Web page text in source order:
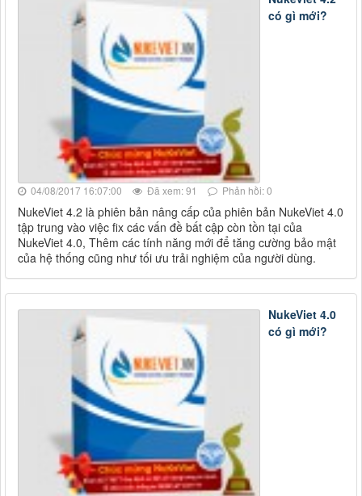
có gì mới?
04/08/2017 16:07:00 Đã xem: 91 Phản hồi: 0
NukeViet 4.2 là phiên bản nâng cấp của phiên bản NukeViet 4.0
tập trung vào việc fix các vấn đề bất cập còn tồn tại của
NukeViet 4.0, Thêm các tính năng mới để tăng cường bảo mật
của hệ thống cũng như tối ưu trải nghiệm của người dùng.
NukeViet 4.0
có gì mới?